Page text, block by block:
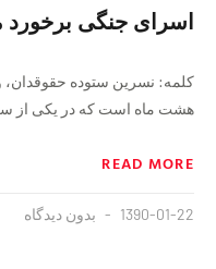
اسرای جنگی برخورد
کلمه: نسرین ستوده حقوقدان،
هشت ماه است که در یکی از
READ MORE
1390-01-22 بدون دیدگاه